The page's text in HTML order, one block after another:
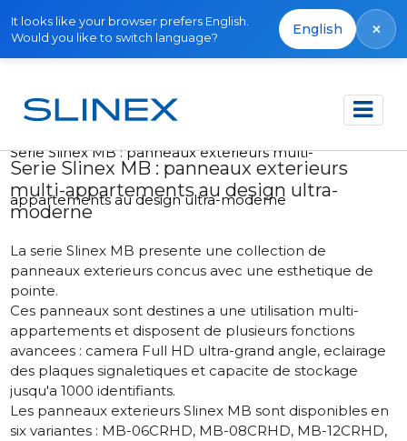
It looks like your browser prefers English.
Would you like to switch language?
English ×
Accueil Actualités
Serie Slinex MB : panneaux exterieurs multi-
appartements au design ultra-moderne
Serie Slinex MB : panneaux exterieurs
multi-appartements au design ultra-
moderne
La serie Slinex MB presente une collection de
panneaux exterieurs concus avec une esthetique de
pointe.
Ces panneaux sont destines a une utilisation multi-
appartements et disposent de plusieurs fonctions
avancees : camera Full HD ultra-grand angle, eclairage
des plaques signaletiques et capacite de stockage
jusqu'a 1000 identifiants.
Les panneaux exterieurs Slinex MB sont disponibles en
six variantes : MB-06CRHD, MB-08CRHD, MB-12CRHD,